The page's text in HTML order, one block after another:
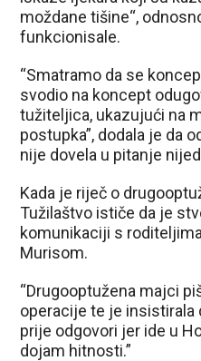
moždane tišine“,
funkcionisale.
“Smatramo da se
svodio na koncept
tužiteljica, ukazujući na
postupka”, dodala je da
nije dovela u pitanje
Kada je riječ o
Tužilaštvo ističe da je
komunikaciji s
Murisom.
“Drugooptužena majci
operacije te je insistirala
prije odgovori jer ide u
dojam hitnosti.”